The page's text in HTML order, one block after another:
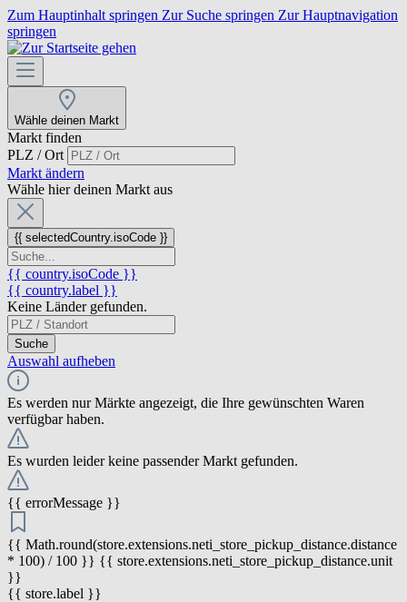
Zum Hauptinhalt springen Zur Suche springen Zur Hauptnavigation
springen
Wähle deinen Markt
Markt finden
PLZ / Ort
Markt ändern
Wähle hier deinen Markt aus
{{ selectedCountry.isoCode }}
{{ country.isoCode }}
{{ country.label }}
Keine Länder gefunden.
Suche
Auswahl aufheben
Es werden nur Märkte angezeigt, die Ihre gewünschten Waren
verfügbar haben.
Es wurden leider keine passender Markt gefunden.
{{ errorMessage }}
{{ Math.round(store.extensions.neti_store_pickup_distance.distance
* 100) / 100 }} {{ store.extensions.neti_store_pickup_distance.unit
}}
{{ store.label }}